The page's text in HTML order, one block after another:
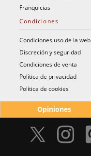
Franquicias
Condiciones
Condiciones uso de la web
Discreción y seguridad
Condiciones de venta
Política de privacidad
Política de cookies
Opiniones